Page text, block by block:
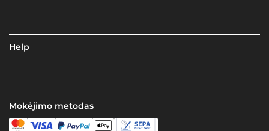
Help
Mokėjimo metodas